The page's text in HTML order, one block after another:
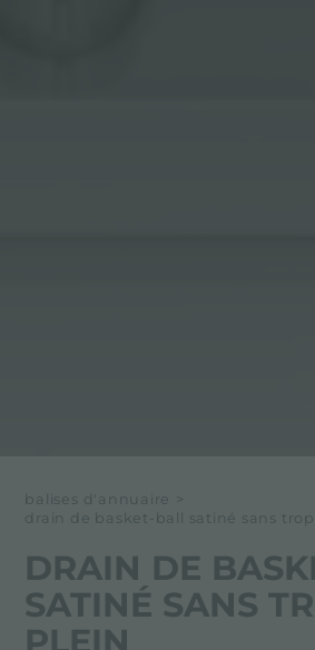
balises d'annuaire
>
drain de basket-ball satiné sans
DRAIN DE
SATINÉ SANS
PLEIN